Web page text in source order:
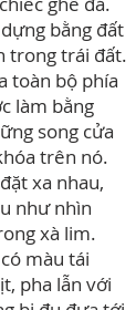
bằng đất
trong trái đất.
toàn bộ phía
làm bằng
song cửa
trên nó.
xa nhau,
như nhìn
xà lim.
màu tái
pha lẫn với